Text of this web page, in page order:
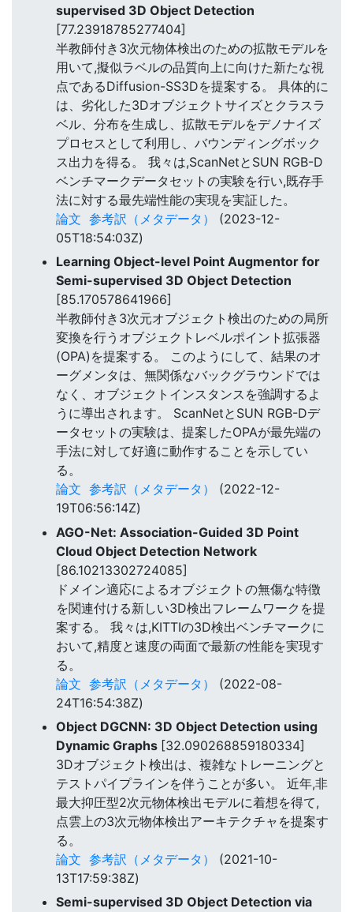
supervised 3D Object Detection
[77.23918785277404]
半教師付き3次元物体検出のための拡散モデルを
用いて,擬似ラベルの品質向上に向けた新たな視
点であるDiffusion-SS3Dを提案する。 具体的に
は、劣化した3Dオブジェクトサイズとクラスラ
ベル、分布を生成し、拡散モデルをデノナイズ
プロセスとして利用し、バウンディングボック
ス出力を得る。 我々は,ScanNetとSUN RGB-D
ベンチマークデータセットの実験を行い,既存手
法に対する最先端性能の実現を実証した。
論文 参考訳（メタデータ）
(2023-12-
05T18:54:03Z)
Learning Object-level Point Augmentor for
Semi-supervised 3D Object Detection
[85.170578641966]
半教師付き3次元オブジェクト検出のための局所
変換を行うオブジェクトレベルポイント拡張器
(OPA)を提案する。 このようにして、結果のオ
ーグメンタは、無関係なバックグラウンドでは
なく、オブジェクトインスタンスを強調するよ
うに導出されます。 ScanNetとSUN RGB-Dデ
ータセットの実験は、提案したOPAが最先端の
手法に対して好適に動作することを示してい
る。
論文 参考訳（メタデータ）
(2022-12-
19T06:56:14Z)
AGO-Net: Association-Guided 3D Point
Cloud Object Detection Network
[86.10213302724085]
ドメイン適応によるオブジェクトの無傷な特徴
を関連付ける新しい3D検出フレームワークを提
案する。 我々は,KITTIの3D検出ベンチマークに
おいて,精度と速度の両面で最新の性能を実現す
る。
論文 参考訳（メタデータ）
(2022-08-
24T16:54:38Z)
Object DGCNN: 3D Object Detection using
Dynamic Graphs [32.090268859180334]
3Dオブジェクト検出は、複雑なトレーニングと
テストパイプラインを伴うことが多い。 近年,非
最大抑圧型2次元物体検出モデルに着想を得て,
点雲上の3次元物体検出アーキテクチャを提案す
る。
論文 参考訳（メタデータ）
(2021-10-
13T17:59:38Z)
Semi-supervised 3D Object Detection via